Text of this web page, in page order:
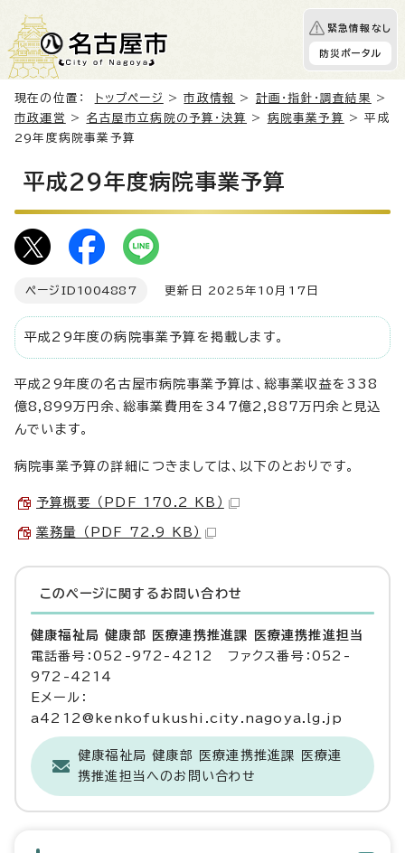
緊急情報なし
防災ポータル
現在の位置： トップページ >市政情報 > 計画・指針・調査結果
>
市政運営
> 名古屋市立病院の予算・決算 > 病院事業予算
> 平成
29年度病院事業予算
平成29年度病院事業予算
ページID 1004887 更新日 2025年10月17日
平成29年度の病院事業予算を掲載します。
平成29年度の名古屋市病院事業予算は、総事業収益を338
億8,899万円余、総事業費用を347億2,887万円余と見込
んでいます。
病院事業予算の詳細につきましては、以下のとおりです。
予算概要 （PDF 170.2 KB）
業務量 （PDF 72.9 KB）
このページに関する お問い合わせ
健康福祉局 健康部 医療連携推進課 医療連携推進担当
電話番号：052-972-4212 ファクス番号：052-
972-4214
Eメール：
a4212@kenkofukushi.city.nagoya.lg.jp
健康福祉局 健康部 医療連携推進課 医療連
携推進担当へのお問い合わせ